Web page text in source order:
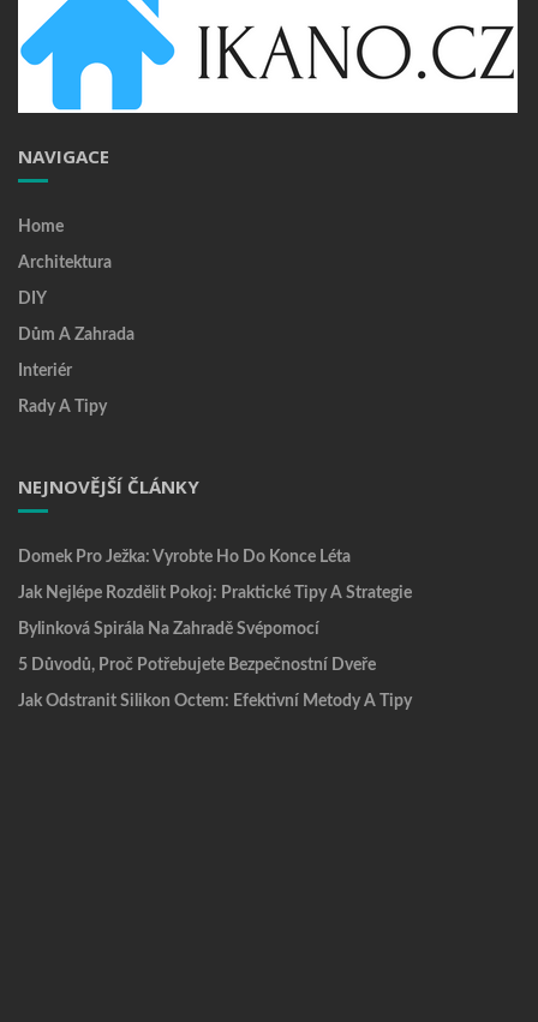
NAVIGACE
Home
Architektura
DIY
Dům A Zahrada
Interiér
Rady A Tipy
NEJNOVĚJŠÍ ČLÁNKY
Domek Pro Ježka: Vyrobte Ho Do Konce Léta
Jak Nejlépe Rozdělit Pokoj: Praktické Tipy A Strategie
Bylinková Spirála Na Zahradě Svépomocí
5 Důvodů, Proč Potřebujete Bezpečnostní Dveře
Jak Odstranit Silikon Octem: Efektivní Metody A Tipy